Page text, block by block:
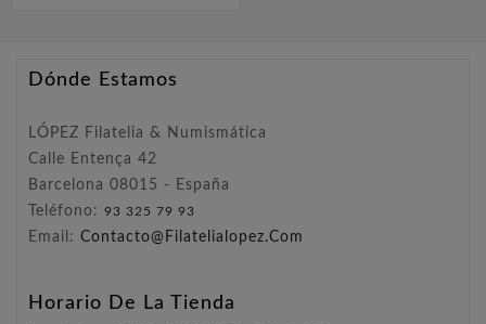
Dónde Estamos
LÓPEZ Filatelia & Numismática
Calle Entença 42
Barcelona 08015 - España
Teléfono: 93 325 79 93
Email: Contacto@filatelialopez.com
Horario De La Tienda